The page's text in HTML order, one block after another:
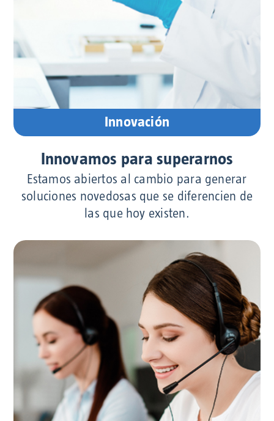
Innovación
Innovamos para superarnos
Estamos abiertos al cambio para generar
soluciones novedosas que se diferencien de
las que hoy existen.